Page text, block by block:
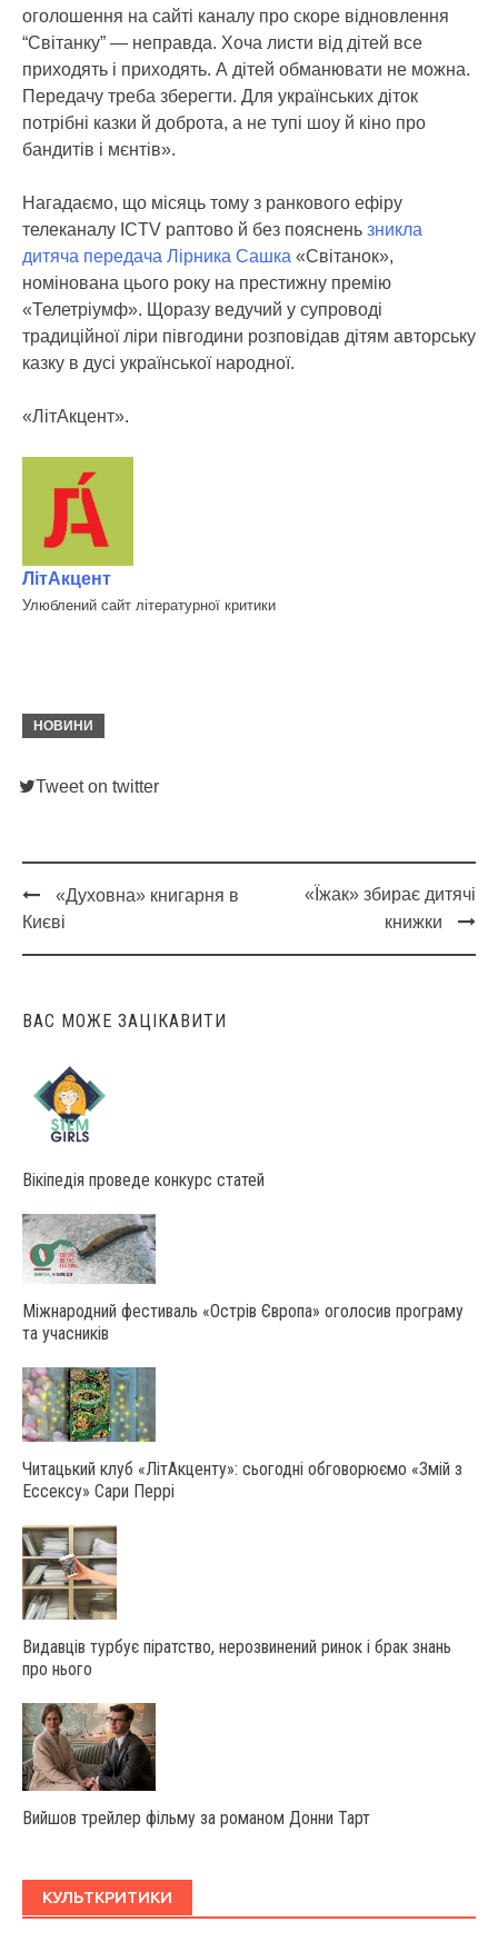
оголошення на сайті каналу про скоре відновлення
“Світанку” — неправда. Хоча листи від дітей все
приходять і приходять. А дітей обманювати не можна.
Передачу треба зберегти. Для українських діток
потрібні казки й доброта, а не тупі шоу й кіно про
бандитів і мєнтів».
Нагадаємо, що місяць тому з ранкового ефіру
телеканалу ICTV раптово й без пояснень зникла
дитяча передача Лірника Сашка «Світанок»,
номінована цього року на престижну премію
«Телетріумф». Щоразу ведучий у супроводі
традиційної ліри півгодини розповідав дітям авторську
казку в дусі української народної.
«ЛітАкцент».
ЛітАкцент
Улюблений сайт літературної критики
НОВИНИ
Tweet on twitter
Post
navigation
«Духовна» книгарня в
Києві
«Їжак» збирає дитячі
книжки
ВАС МОЖЕ ЗАЦІКАВИТИ
Вікіпедія проведе конкурс статей
Міжнародний фестиваль «Острів Європа» оголосив програму
та учасників
Читацький клуб «ЛітАкценту»: сьогодні обговорюємо «Змій з
Ессексу» Сари Перрі
Видавців турбує піратство, нерозвинений ринок і брак знань
про нього
Вийшов трейлер фільму за романом Донни Тарт
КУЛЬТКРИТИКИ